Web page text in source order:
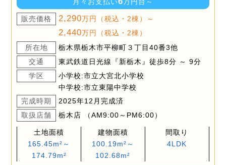
販売価格 2,290万円（税込・2棟）～
2,440万円（税込・2棟）
所在地
栃木県栃木市平柳町３丁目40番3他
交通
東武鉄道日光線『新栃木』徒歩8分 ～ 9分
学区
小学校:市立大宮北小学校
中学校:市立東陽中学校
完成時期
2025年12月完成済
取扱店舗
栃木店 （AM9:00～PM6:00）
土地面積
165.45m²～
174.79m²
建物面積
100.19m²～
102.68m²
間取り
4LDK